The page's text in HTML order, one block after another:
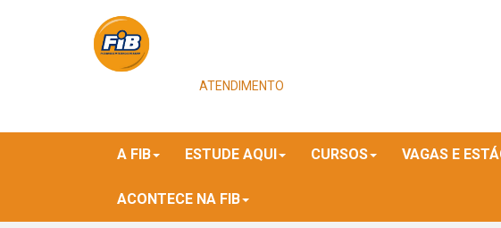
ATENDIMENTO
A FIB ESTUDE AQUI CURSOS VAGAS E
ACONTECE NA FIB